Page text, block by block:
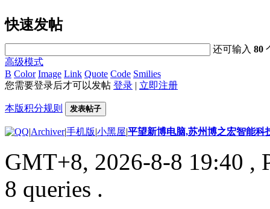
快速发帖
还可输入80
高级模式
B Color Image Link Quote Code Smilies
您需要登录后才可以发帖 登录 | 立即注册
本版积分规则 发表帖子
|Archiver|手机版|小黑屋|平望新博电脑,苏州博之宏智能科
GMT+8, 2026-8-8 19:40 ,
8 queries .